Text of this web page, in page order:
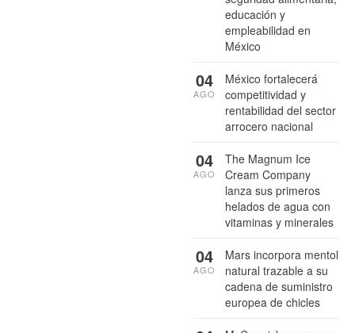
educación y
empleabilidad en
México
México fortalecerá
competitividad y
rentabilidad del sector
arrocero nacional
04
AGO
The Magnum Ice
Cream Company
lanza sus primeros
helados de agua con
vitaminas y minerales
04
AGO
Mars incorpora mentol
natural trazable a su
cadena de suministro
europea de chicles
04
AGO